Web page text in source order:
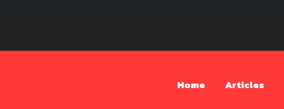
Home Articles